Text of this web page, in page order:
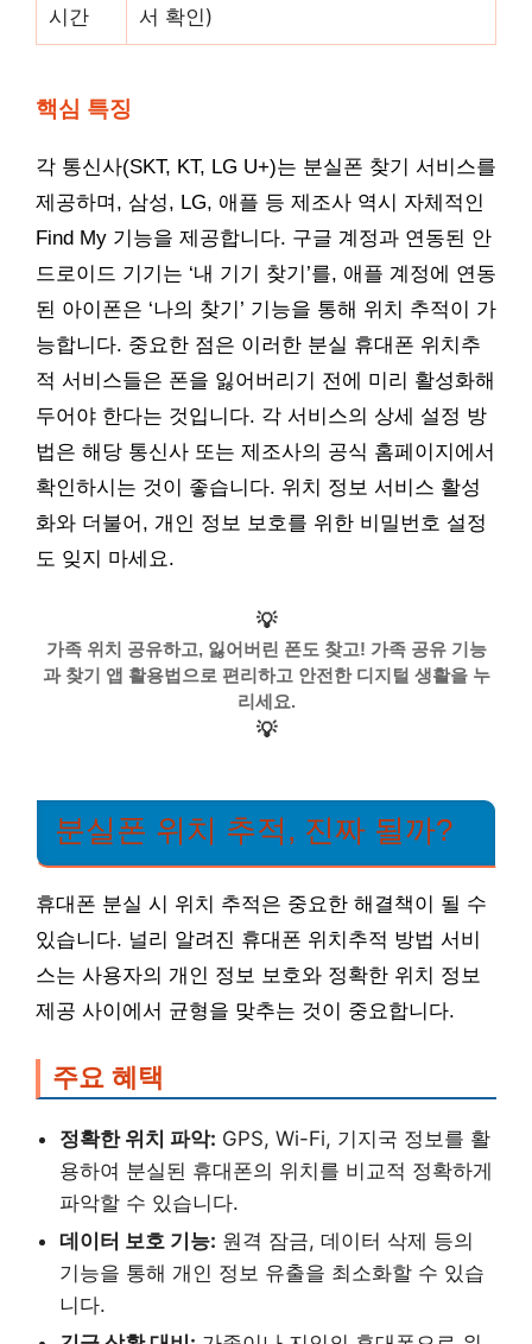
시간
서 확인)
핵심 특징
각 통신사(SKT, KT, LG U+)는 분실폰 찾기 서비스를
제공하며, 삼성, LG, 애플 등 제조사 역시 자체적인
Find My 기능을 제공합니다. 구글 계정과 연동된 안
드로이드 기기는 ‘내 기기 찾기’를, 애플 계정에 연동
된 아이폰은 ‘나의 찾기’ 기능을 통해 위치 추적이 가
능합니다. 중요한 점은 이러한 분실 휴대폰 위치추
적 서비스들은 폰을 잃어버리기 전에 미리 활성화해
두어야 한다는 것입니다. 각 서비스의 상세 설정 방
법은 해당 통신사 또는 제조사의 공식 홈페이지에서
확인하시는 것이 좋습니다. 위치 정보 서비스 활성
화와 더불어, 개인 정보 보호를 위한 비밀번호 설정
도 잊지 마세요.
💡
가족 위치 공유하고, 잃어버린 폰도 찾고! 가족 공유 기능
과 찾기 앱 활용법으로 편리하고 안전한 디지털 생활을 누
리세요.
💡
분실폰 위치 추적, 진짜 될까?
휴대폰 분실 시 위치 추적은 중요한 해결책이 될 수
있습니다. 널리 알려진 휴대폰 위치추적 방법 서비
스는 사용자의 개인 정보 보호와 정확한 위치 정보
제공 사이에서 균형을 맞추는 것이 중요합니다.
주요 혜택
정확한 위치 파악: GPS, Wi-Fi, 기지국 정보를 활
용하여 분실된 휴대폰의 위치를 비교적 정확하게
파악할 수 있습니다.
데이터 보호 기능: 원격 잠금, 데이터 삭제 등의
기능을 통해 개인 정보 유출을 최소화할 수 있습
니다.